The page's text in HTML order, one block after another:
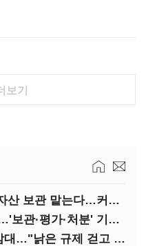
보기
두나무, 경찰청 압수 가상자산 보관 맡는다…커스터디 사업 최종 낙찰
비트코인도 국가자산으로…'보관·평가·처분' 기준은 숙제
게임산업법 전면 손질 공감대…"낡은 규제 걷고 안전장치 촘촘히 해야"